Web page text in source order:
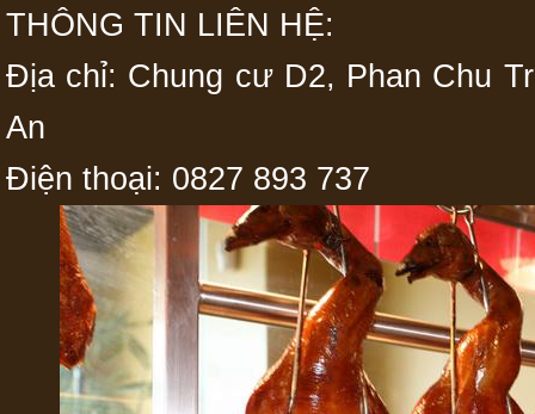
THÔNG TIN LIÊN HỆ:
Địa chỉ: Chung cư D2, Phan Chu
An
Điện thoại: 0827 893 737